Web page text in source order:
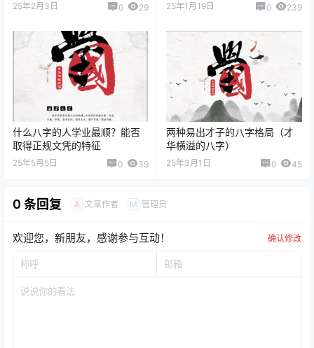
25年2月3日 0 29 25年1月19日 0 239
什么八字的人学业最顺？能否
取得正规文凭的特征
25年5月5日 0 39
两种易出才子的八字格局（才
华横溢的八字）
25年3月1日 0 45
0 条回复 A 文章作者 M 管理员
欢迎您，新朋友，感谢参与互动！ 确认修改